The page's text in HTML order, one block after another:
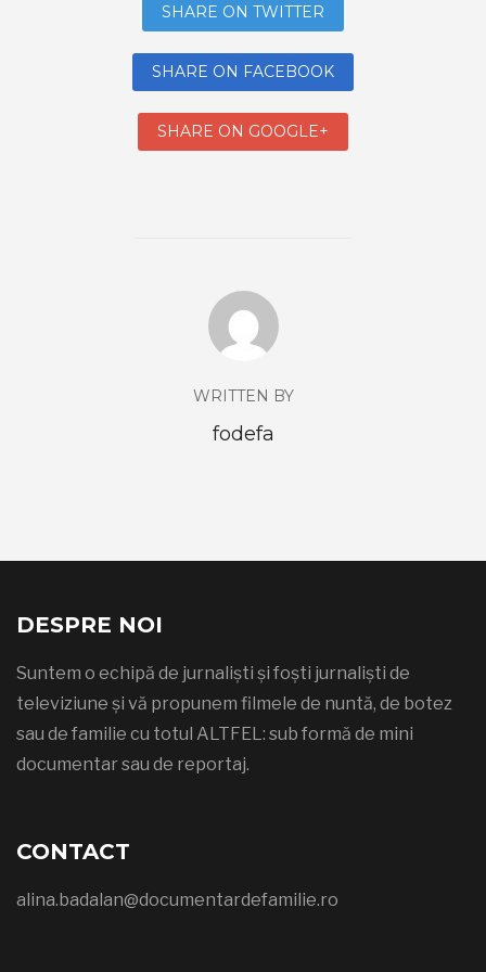
SHARE ON TWITTER
SHARE ON FACEBOOK
SHARE ON GOOGLE+
WRITTEN BY
fodefa
DESPRE NOI
Suntem o echipă de jurnaliști și foști jurnaliști de
televiziune și vă propunem filmele de nuntă, de botez
sau de familie cu totul ALTFEL: sub formă de mini
documentar sau de reportaj.
CONTACT
alina.badalan@documentardefamilie.ro